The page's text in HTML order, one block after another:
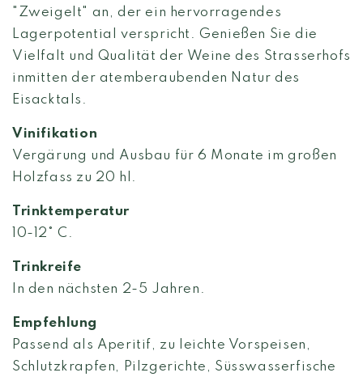
"Zweigelt" an, der ein hervorragendes
Lagerpotential verspricht. Genießen Sie die
Vielfalt und Qualität der Weine des Strasserhofs
inmitten der atemberaubenden Natur des
Eisacktals.
Vinifikation
Vergärung und Ausbau für 6 Monate im großen
Holzfass zu 20 hl.
Trinktemperatur
10-12° C.
Trinkreife
In den nächsten 2-5 Jahren.
Empfehlung
Passend als Aperitif, zu leichte Vorspeisen,
Schlutzkrapfen, Pilzgerichte, Süsswasserfische